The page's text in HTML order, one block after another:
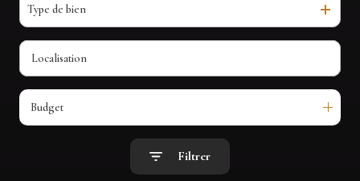
contact
Type de bien
Budget
Filtrer